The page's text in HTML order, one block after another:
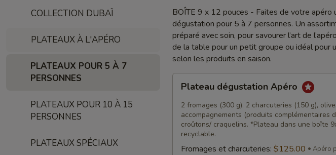
COLLECTION DUBAÏ
PLATEAUX À L'APÉRO
PLATEAUX POUR 5 À 7
PERSONNES
PLATEAUX POUR 10 À 15
PERSONNES
PLATEAUX SPÉCIAUX
BOÎTE 9 x 12 pouces - Faites de votre apéro
dégustation pour 5 à 7 personnes. Un
préparé avec soin, pour savourer l’art de
de la table pour un petit groupe ou idéal pour
selon les produits en saison.
dégustation
Apéro
Plateau dégustation Apéro
2 fromages (300 g), 2 charcuteries (150 g),
accompagnements (produits complémentaires
croûtons/ craquelins. *Plateau dans une boîte
recyclable.
Fromages et charcuteries: $125.00 Apéro